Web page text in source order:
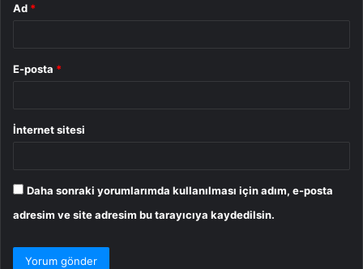
Ad *
E-posta *
İnternet sitesi
Daha sonraki yorumlarımda kullanılması için adım, e-posta
adresim ve site adresim bu tarayıcıya kaydedilsin.